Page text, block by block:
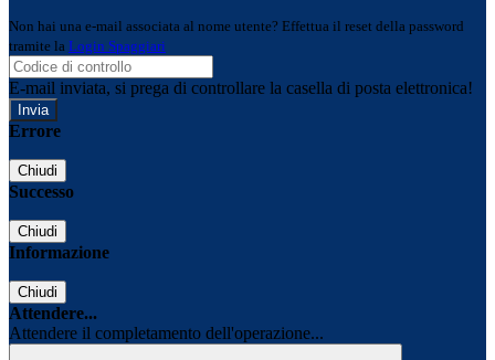
Non hai una e-mail associata al nome utente? Effettua il reset della password
tramite la Login Spaggiari
E-mail inviata, si prega di controllare la casella di posta elettronica!
Errore
Chiudi
Successo
Chiudi
Informazione
Chiudi
Attendere...
Attendere il completamento dell'operazione...